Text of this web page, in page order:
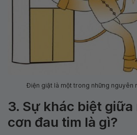
Điện giật là một trong những nguyên
3. Sự khác biệt
cơn đau tim là gì?